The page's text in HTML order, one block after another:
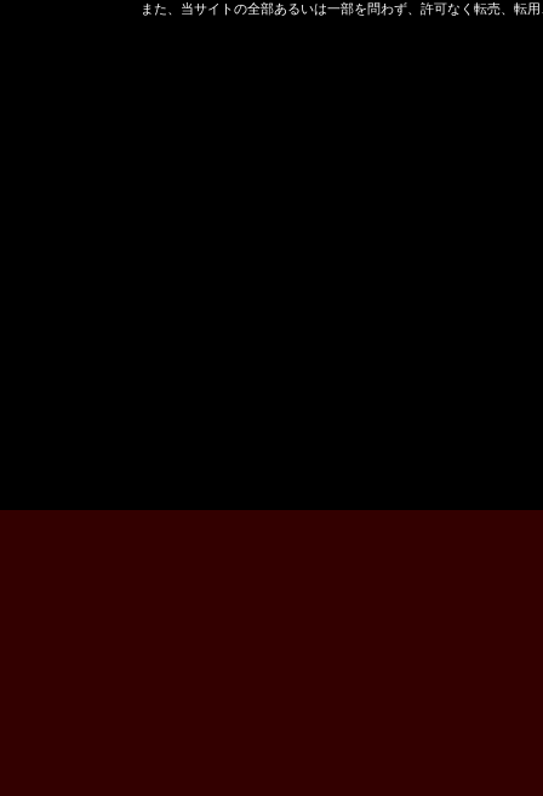
また、当サイトの全部あるいは一部を問わず、許可なく転売、転